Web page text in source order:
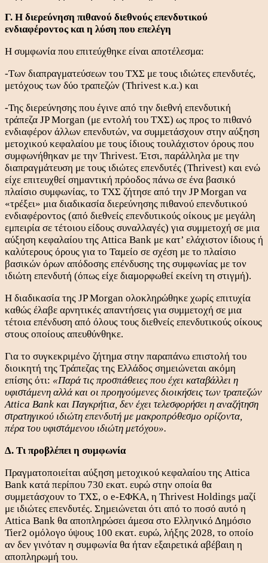
Γ. Η διερεύνηση πιθανού διεθνούς επενδυτικού
ενδιαφέροντος και η λύση που επελέγη
Η συμφωνία που επιτεύχθηκε είναι αποτέλεσμα:
-Των διαπραγματεύσεων του ΤΧΣ με τους ιδιώτες επενδυτές,
μετόχους των δύο τραπεζών (Thrivest κ.α.) και
-Της διερεύνησης που έγινε από την διεθνή επενδυτική
τράπεζα JP Morgan (με εντολή του ΤΧΣ) ως προς το πιθανό
ενδιαφέρον άλλων επενδυτών, να συμμετάσχουν στην αύξηση
μετοχικού κεφαλαίου με τους ίδιους τουλάχιστον όρους που
συμφωνήθηκαν με την Thrivest. Έτσι, παράλληλα με την
διαπραγμάτευση με τους ιδιώτες επενδυτές (Thrivest) και ενώ
είχε επιτευχθεί σημαντική πρόοδος πάνω σε ένα βασικό
πλαίσιο συμφωνίας, το ΤΧΣ ζήτησε από την JP Morgan να
«τρέξει» μια διαδικασία διερεύνησης πιθανού επενδυτικού
ενδιαφέροντος (από διεθνείς επενδυτικούς οίκους με μεγάλη
εμπειρία σε τέτοιου είδους συναλλαγές) για συμμετοχή σε μια
αύξηση κεφαλαίου της Attica Bank με κατ’ ελάχιστον ίδιους ή
καλύτερους όρους για το Ταμείο σε σχέση με το πλαίσιο
βασικών όρων απόδοσης επένδυσης της συμφωνίας με τον
ιδιώτη επενδυτή (όπως είχε διαμορφωθεί εκείνη τη στιγμή).
Η διαδικασία της JP Morgan ολοκληρώθηκε χωρίς επιτυχία
καθώς έλαβε αρνητικές απαντήσεις για συμμετοχή σε μια
τέτοια επένδυση από όλους τους διεθνείς επενδυτικούς οίκους
στους οποίους απευθύνθηκε.
Για το συγκεκριμένο ζήτημα στην παραπάνω επιστολή του
διοικητή της Τράπεζας της Ελλάδος σημειώνεται ακόμη
επίσης ότι: «Παρά τις προσπάθειες που έχει καταβάλλει η
υφιστάμενη αλλά και οι προηγούμενες διοικήσεις των τραπεζών
Attica Bank και Παγκρήτια, δεν έχει τελεσφορήσει η αναζήτηση
στρατηγικού ιδιώτη επενδυτή με μακροπρόθεσμο ορίζοντα,
πέρα του υφιστάμενου ιδιώτη μετόχου».
Δ. Τι προβλέπει η συμφωνία
Πραγματοποιείται αύξηση μετοχικού κεφαλαίου της Attica
Bank κατά περίπου 730 εκατ. ευρώ στην οποία θα
συμμετάσχουν το ΤΧΣ, ο e-ΕΦΚΑ, η Thrivest Holdings μαζί
με ιδιώτες επενδυτές. Σημειώνεται ότι από το ποσό αυτό η
Attica Bank θα αποπληρώσει άμεσα στο Ελληνικό Δημόσιο
Tier2 ομόλογο ύψους 100 εκατ. ευρώ, λήξης 2028, το οποίο
αν δεν γινόταν η συμφωνία θα ήταν εξαιρετικά αβέβαιη η
αποπληρωμή του.